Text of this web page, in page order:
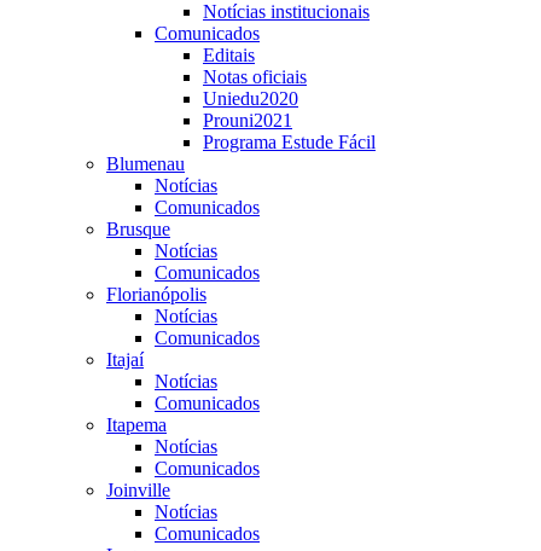
Notícias institucionais
Comunicados
Editais
Notas oficiais
Uniedu2020
Prouni2021
Programa Estude Fácil
Blumenau
Notícias
Comunicados
Brusque
Notícias
Comunicados
Florianópolis
Notícias
Comunicados
Itajaí
Notícias
Comunicados
Itapema
Notícias
Comunicados
Joinville
Notícias
Comunicados